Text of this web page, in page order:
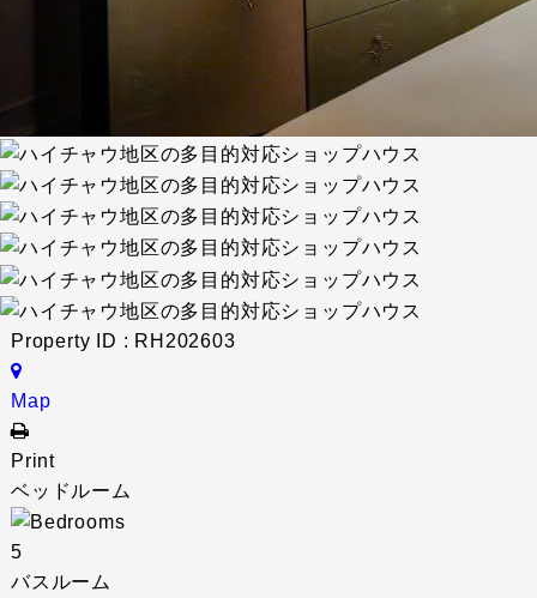
Property ID : RH202603
Map
Print
ベッドルーム
5
バスルーム